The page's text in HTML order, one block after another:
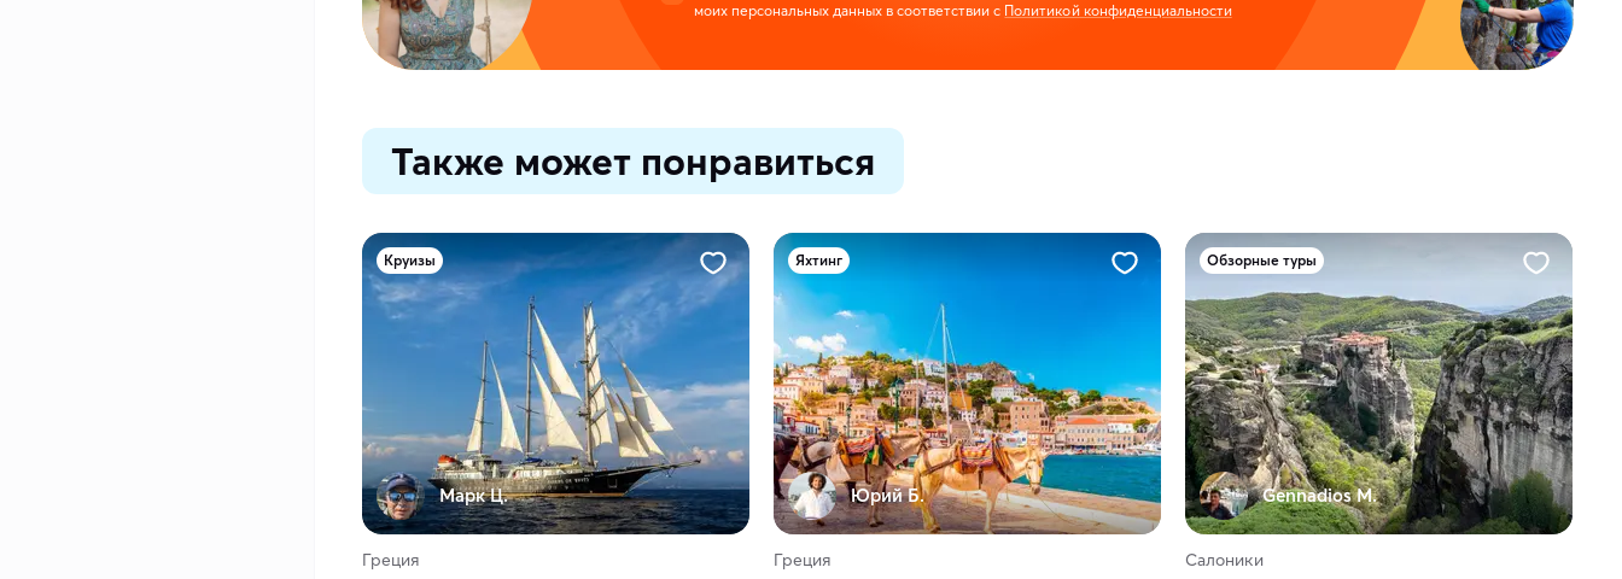
моих персональных данных в соответствии с Политикой конфиденциальности
Также может понравиться
Круизы
Марк Ц.
Греция
Яхтинг
Юрий Б.
Греция
Обзорные туры
Gennadios M.
Салоники